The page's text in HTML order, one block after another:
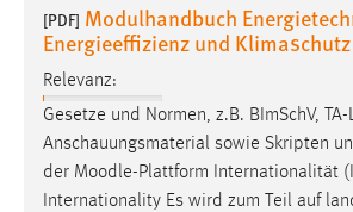
[PDF] Modulhandbuch
Energieeffizienz und Klimaschutz
Relevanz:
Gesetze und Normen, z.B. BImSchV, TA-
Anschauungsmaterial sowie Skripten
der Moodle-Plattform Internationalität
Internationality Es wird zum Teil auf